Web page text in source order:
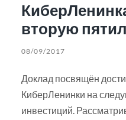
вторую
08/09/2017
Доклад посвящён
КиберЛенинки на
инвестиций.